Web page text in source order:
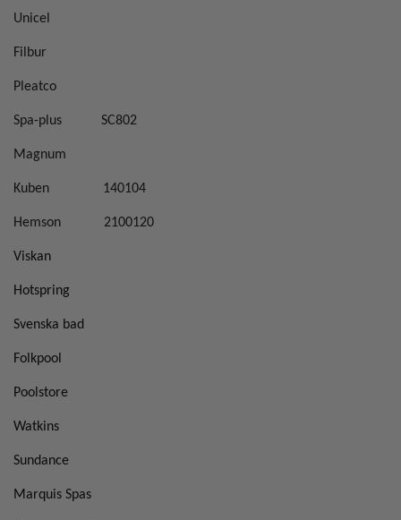
Unicel
Filbur
Pleatco
Spa-plus SC802
Magnum
Kuben 140104
Hemson 2100120
Viskan
Hotspring
Svenska bad
Folkpool
Poolstore
Watkins
Sundance
Marquis Spas